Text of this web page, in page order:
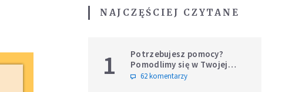
NAJCZĘŚCIEJ CZYTANE
1
Potrzebujesz pomocy?
Pomodlimy się w Twojej
intencji
62 komentarzy